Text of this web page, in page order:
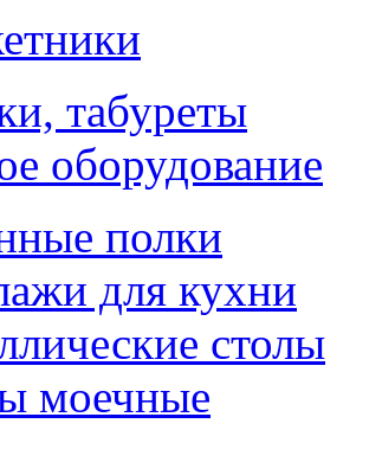
табуреты
оборудование
полки
для кухни
столы
моечные